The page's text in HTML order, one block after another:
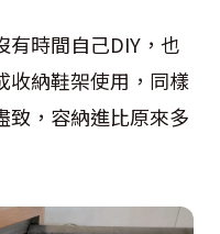
有時間自己DIY，也
收納鞋架使用，同樣
致，容納進比原來多